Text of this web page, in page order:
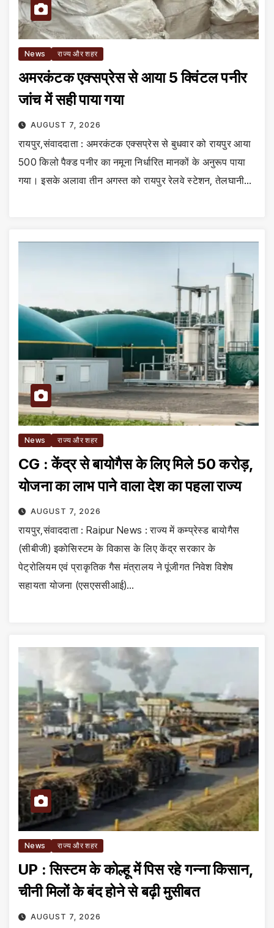
News राज्य और शहर
अमरकंटक एक्सप्रेस से आया 5 क्विंटल पनीर
जांच में सही पाया गया
AUGUST 7, 2026
रायपुर,संवाददाता : अमरकंटक एक्सप्रेस से बुधवार को रायपुर आया
500 किलो पैक्ड पनीर का नमूना निर्धारित मानकों के अनुरूप पाया
गया। इसके अलावा तीन अगस्त को रायपुर रेलवे स्टेशन, तेलघानी…
News राज्य और शहर
CG : केंद्र से बायोगैस के लिए मिले ₹50 करोड़,
योजना का लाभ पाने वाला देश का पहला राज्य
AUGUST 7, 2026
रायपुर,संवाददाता : Raipur News : राज्य में कम्प्रेस्ड बायोगैस
(सीबीजी) इकोसिस्टम के विकास के लिए केंद्र सरकार के
पेट्रोलियम एवं प्राकृतिक गैस मंत्रालय ने पूंजीगत निवेश विशेष
सहायता योजना (एसएससीआई)…
News राज्य और शहर
UP : सिस्टम के कोल्हू में पिस रहे गन्ना किसान,
चीनी मिलों के बंद होने से बढ़ी मुसीबत
AUGUST 7, 2026